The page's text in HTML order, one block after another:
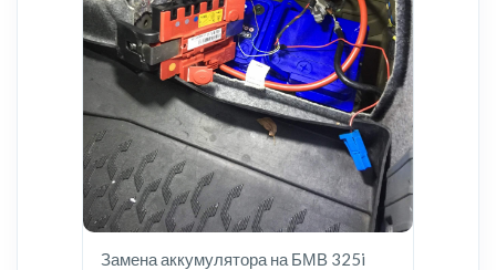
Замена аккумулятора на БМВ 325i